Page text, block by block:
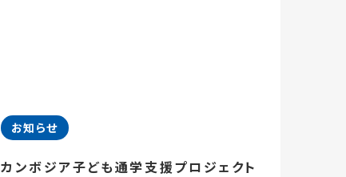
お知らせ
カンボジア子ども通学支援プロジェクト